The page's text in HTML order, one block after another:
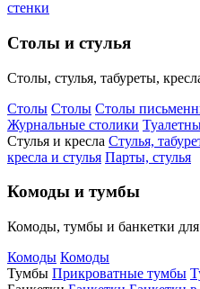
стенки
Столы и стулья
Столы, стулья, табуреты,
Столы Столы Столы
Журнальные столики
Стулья и кресла Стулья,
кресла и стулья Парты, стулья
Комоды и тумбы
Комоды, тумбы и банкетки
Комоды Комоды
Тумбы Прикроватные тумбы